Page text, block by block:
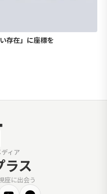
存在」に座標を
ィア
ラス
座に出会う